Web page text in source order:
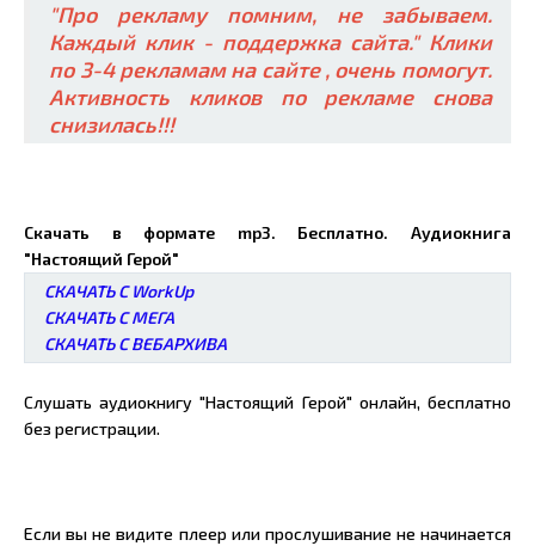
"Про рекламу помним, не забываем.
Каждый клик - поддержка сайта." Клики
по 3-4 рекламам на сайте , очень помогут.
Активность кликов по рекламе снова
снизилась!!!
Скачать в формате mp3. Бесплатно. Аудиокнига
"Настоящий Герой"
СКАЧАТЬ С WorkUp
СКАЧАТЬ С МЕГА
СКАЧАТЬ С ВЕБАРХИВА
Слушать аудиокнигу "Настоящий Герой" онлайн, бесплатно
без регистрации.
Если вы не видите плеер или прослушивание не начинается